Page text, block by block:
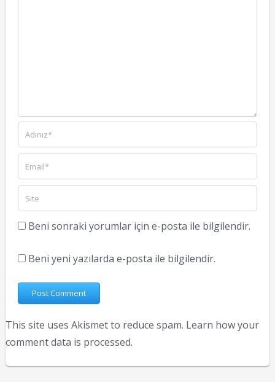
Beni sonraki yorumlar için e-posta ile bilgilendir.
Beni yeni yazılarda e-posta ile bilgilendir.
This site uses Akismet to reduce spam. Learn how your
comment data is processed.